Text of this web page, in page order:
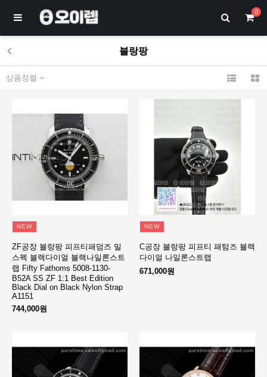
0
블랑팡
상품정렬
NEW
ZF공장 블랑팡 피프티패덤즈 밀
스펙 블랙다이얼 블랙나일론스트
랩 Fifty Fathoms 5008-1130-
B52A SS ZF 1:1 Best Edition
Black Dial on Black Nylon Strap
A1151
744,000원
NEW
C공장 블랑팡 피프티 패텀즈 블랙
다이얼 나일론스트랩
671,000원